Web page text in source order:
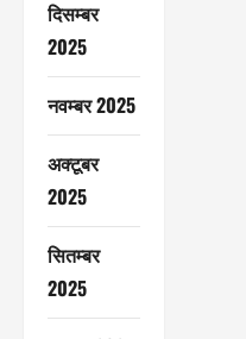
दिसम्बर
2025
नवम्बर 2025
अक्टूबर
2025
सितम्बर
2025